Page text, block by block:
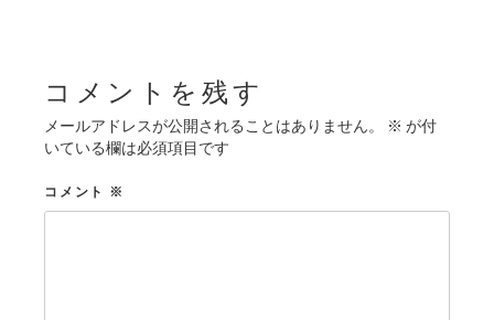
シ
コメントを残す
メールアドレスが公開されることはありません。 ※ が付
いている欄は必須項目です
コメント ※